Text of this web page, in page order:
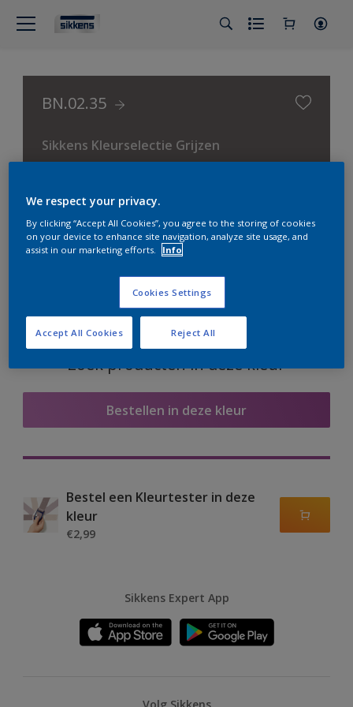
BN.02.35
Sikkens Kleurselectie Grijzen
Zoek producten in deze kleur
Bestellen in deze kleur
Bestel een Kleurtester in deze
kleur
€2,99
Sikkens Expert App
We respect your privacy.
By clicking “Accept All Cookies”, you agree to the storing of cookies
on your device to enhance site navigation, analyze site usage, and
assist in our marketing efforts.
Info
Cookies Settings
Reject All
Accept All Cookies